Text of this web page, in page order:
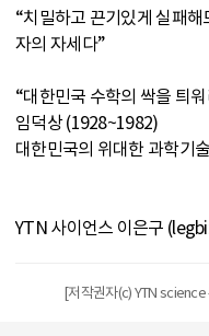
“치밀하고 끈기있게 실패
자의 자세다”
“대한민국 수학의 싹을 틔
임덕상 (1928~1982)
대한민국의 위대한 과학기
YTN 사이언스 이은구
[저작권자(c) YTN science